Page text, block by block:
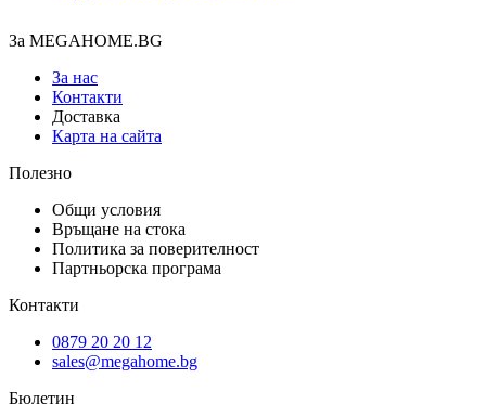
За MEGAHOME.BG
За нас
Контакти
Доставка
Карта на сайта
Полезно
Общи условия
Връщане на стока
Политика за поверителност
Партньорска програма
Контакти
0879 20 20 12
sales@megahome.bg
Бюлетин